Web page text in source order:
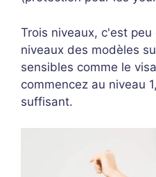
Trois niveaux, c'est
niveaux des modèles
sensibles comme le
commencez au niveau
suffisant.